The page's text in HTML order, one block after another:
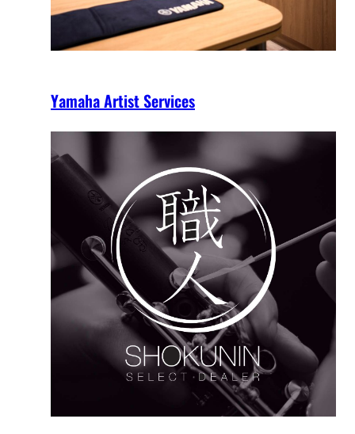
Yamaha Artist Services